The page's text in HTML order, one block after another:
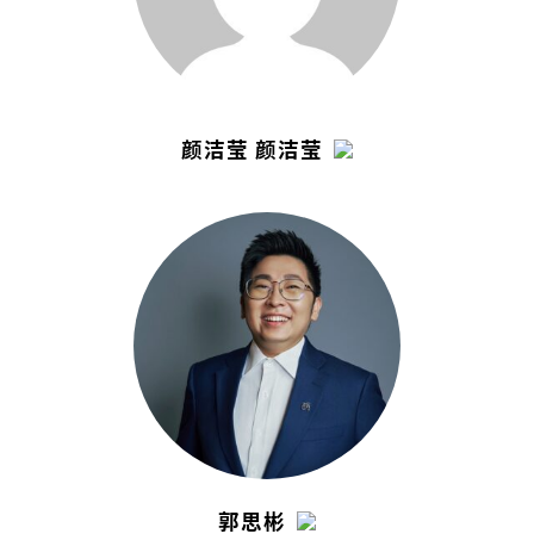
颜洁莹 颜洁莹
郭思彬